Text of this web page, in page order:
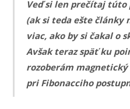
Veď si len prečítaj túto
(ak si teda ešte články
viac, ako by si čakal o
Avšak teraz späť ku
rozoberám
pri Fibonacciho